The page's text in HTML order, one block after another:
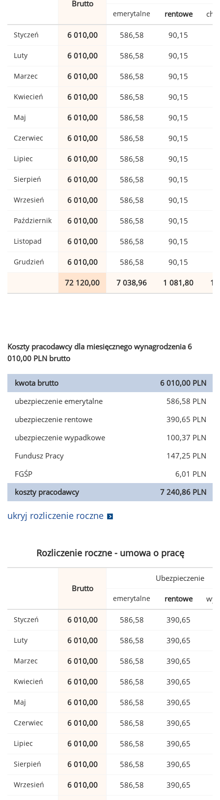
Brutto
emerytalne rentowe
Styczeń 6 010,00 586,58 90,15
Luty 6 010,00 586,58 90,15
Marzec 6 010,00 586,58 90,15
Kwiecień 6 010,00 586,58 90,15
Maj 6 010,00 586,58 90,15
Czerwiec 6 010,00 586,58 90,15
Lipiec 6 010,00 586,58 90,15
Sierpień 6 010,00 586,58 90,15
Wrzesień 6 010,00 586,58 90,15
Październik 6 010,00 586,58 90,15
Listopad 6 010,00 586,58 90,15
Grudzień 6 010,00 586,58 90,15
72 120,00 7 038,96 1 081,80 1
Koszty pracodawcy dla miesięcznego wynagrodzenia 6
010,00 PLN brutto
kwota brutto
6 010,00 PLN
ubezpieczenie emerytalne
586,58 PLN
ubezpieczenie rentowe
390,65 PLN
ubezpieczenie wypadkowe
100,37 PLN
Fundusz Pracy
147,25 PLN
FGŚP
6,01 PLN
koszty pracodawcy
7 240,86 PLN
ukryj rozliczenie roczne
Rozliczenie roczne - umowa o pracę
Brutto
Ubezpieczenie
emerytalne rentowe
Styczeń 6 010,00 586,58 390,65
Luty 6 010,00 586,58 390,65
Marzec 6 010,00 586,58 390,65
Kwiecień 6 010,00 586,58 390,65
Maj 6 010,00 586,58 390,65
Czerwiec 6 010,00 586,58 390,65
Lipiec 6 010,00 586,58 390,65
Sierpień 6 010,00 586,58 390,65
Wrzesień 6 010,00 586,58 390,65